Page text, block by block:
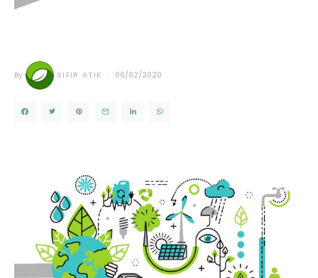
By SIFIR ATIK 06/02/2020